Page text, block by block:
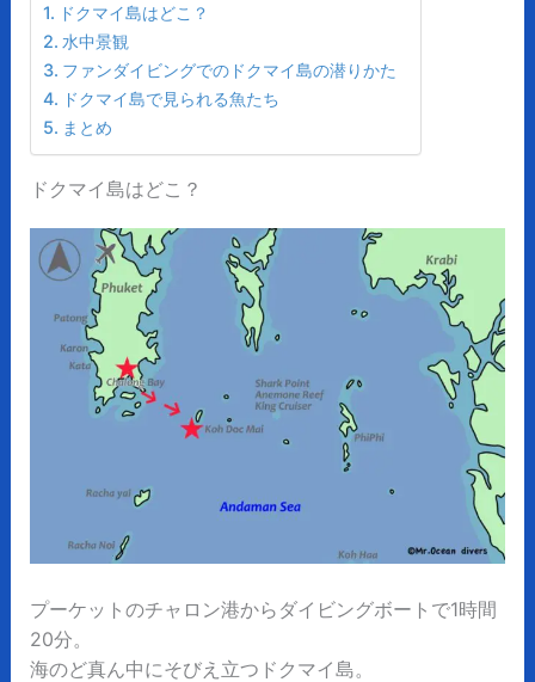
ドクマイ島はどこ？
水中景観
ファンダイビングでのドクマイ島の潜りかた
ドクマイ島で見られる魚たち
まとめ
ドクマイ島はどこ？
プーケットのチャロン港からダイビングボートで1時間
20分。
海のど真ん中にそびえ立つドクマイ島。